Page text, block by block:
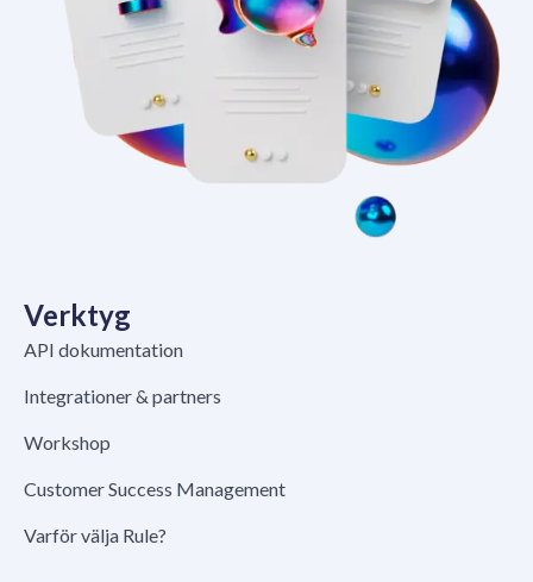
Verktyg
API dokumentation
Integrationer & partners
Workshop
Customer Success Management
Varför välja Rule?